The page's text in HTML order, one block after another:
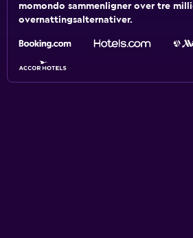
momondo sammenligner over tre
overnattingsalternativer.